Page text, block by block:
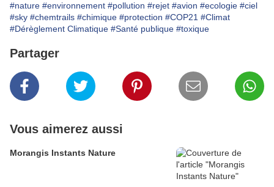
#nature #environnement #pollution #rejet #avion #ecologie #ciel
#sky #chemtrails #chimique #protection #COP21 #Climat
#Dérèglement Climatique #Santé publique #toxique
Partager
Vous aimerez aussi
Morangis Instants Nature